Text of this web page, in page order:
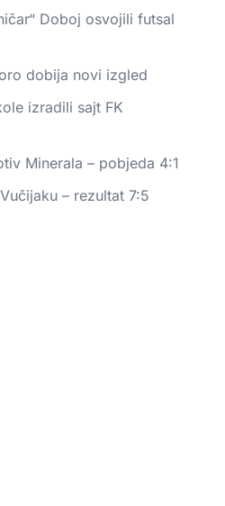
Doboj osvojili futsal
dobija novi izgled
izradili sajt FK
Minerala – pobjeda 4:1
– rezultat 7:5